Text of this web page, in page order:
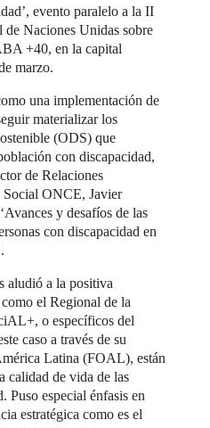
evento paralelo a la II
Naciones Unidas sobre
+40, en la capital
marzo.
una implementación de
materializar los
(ODS) que
con discapacidad,
de Relaciones
Social ONCE, Javier
y desafíos de las
con discapacidad en
aludió a la positiva
el Regional de la
o específicos del
caso a través de su
Latina (FOAL), están
calidad de vida de las
Puso especial énfasis en
estratégica como es el